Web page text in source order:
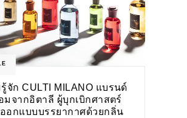
จัก CULTI MILANO แบรนด์
มจากอิตาลี ผู้บุกเบิกศาสตร์
อกแบบบรรยากาศด้วยกลิ่น